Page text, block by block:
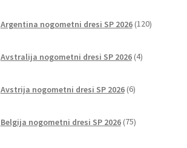
Argentina nogometni dresi SP 2026 120izdelkov
Avstralija nogometni dresi SP 2026 4izdelki
Avstrija nogometni dresi SP 2026 6izdelkov
Belgija nogometni dresi SP 2026 75izdelkov